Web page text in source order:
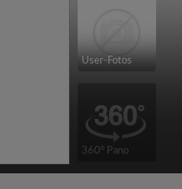
User-Fotos
360° Pano